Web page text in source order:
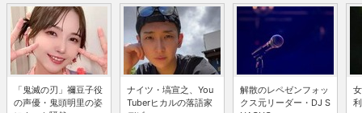
「鬼滅の刃」禰豆子役
の声優・鬼頭明里の姿
ナイツ・塙宣之、You
Tuberヒカルの落語家
解散のレペゼンフォッ
クス元リーダー・DJ S